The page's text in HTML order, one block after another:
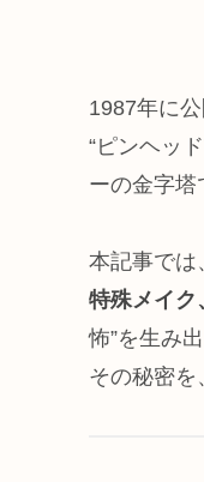
1987年に
“ピンヘッ
ーの金字塔
本記事では
特殊メイ
怖”を生み
その秘密を